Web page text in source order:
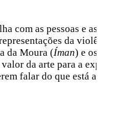
com as pessoas e as suas
da violência
da Moura (Íman) e os
da arte para a
falar do que está a